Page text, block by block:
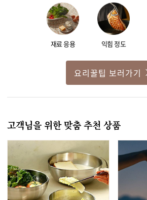
재료 응용 익힘 정도
요리꿀팁 보러가기
고객님을 위한 맞춤 추천 상품